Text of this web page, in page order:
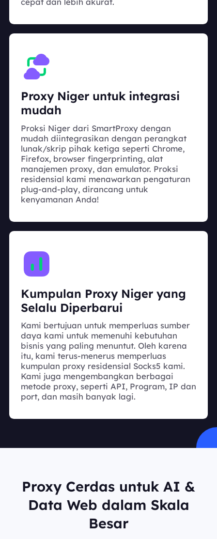
Proxy Niger untuk integrasi
mudah
Proksi Niger dari SmartProxy dengan
mudah diintegrasikan dengan perangkat
lunak/skrip pihak ketiga seperti Chrome,
Firefox, browser fingerprinting, alat
manajemen proxy, dan emulator. Proksi
residensial kami menawarkan pengaturan
plug-and-play, dirancang untuk
kenyamanan Anda!
Kumpulan Proxy Niger yang
Selalu Diperbarui
Kami bertujuan untuk memperluas sumber
daya kami untuk memenuhi kebutuhan
bisnis yang paling menuntut. Oleh karena
itu, kami terus-menerus memperluas
kumpulan proxy residensial Socks5 kami.
Kami juga mengembangkan berbagai
metode proxy, seperti API, Program, IP dan
port, dan masih banyak lagi.
Proxy Cerdas untuk AI &
Data Web dalam Skala
Besar